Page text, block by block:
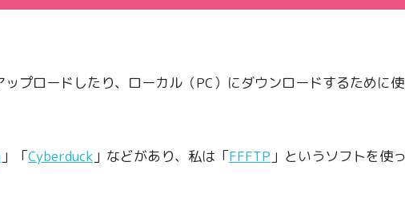
プロードしたり、ローカル（PC）にダウンロードするために使
」「Cyberduck 」などがあり、私は「FFFTP 」というソフトを使っ